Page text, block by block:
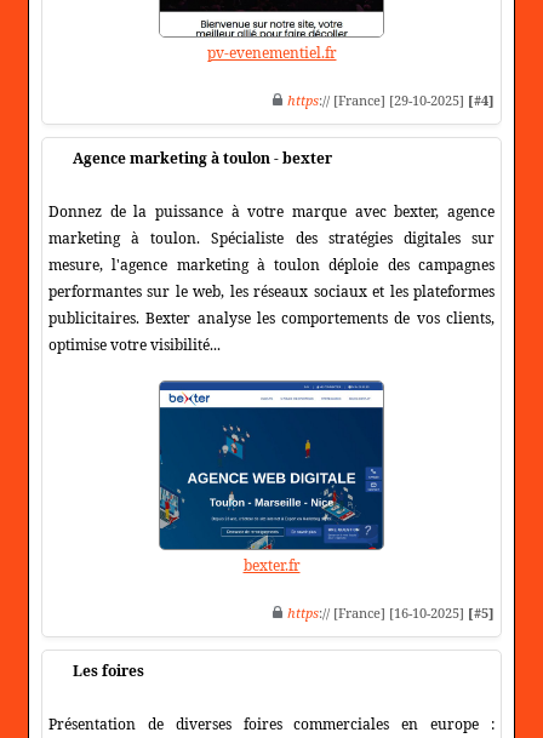
pv-evenementiel.fr
https:// [France] [29-10-2025] [#4]
Agence marketing à toulon - bexter
Donnez de la puissance à votre marque avec bexter, agence
marketing à toulon. Spécialiste des stratégies digitales sur
mesure, l'agence marketing à toulon déploie des campagnes
performantes sur le web, les réseaux sociaux et les plateformes
publicitaires. Bexter analyse les comportements de vos clients,
optimise votre visibilité...
bexter.fr
https:// [France] [16-10-2025] [#5]
Les foires
Présentation de diverses foires commerciales en europe :